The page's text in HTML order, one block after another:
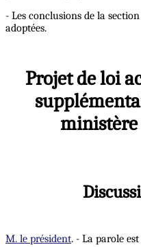
- Les conclusions de la
adoptées.
Projet de loi
M. le président. - La parole